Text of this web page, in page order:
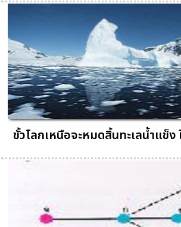
ขั้วโลกเหนือจะหมดสิ้นทะเลน้ำแข็ง